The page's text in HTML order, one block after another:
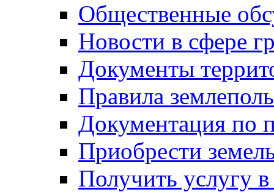
Общественные
Новости в сфере
Документы
Правила
Документация по
Приобрести
Получить услугу в